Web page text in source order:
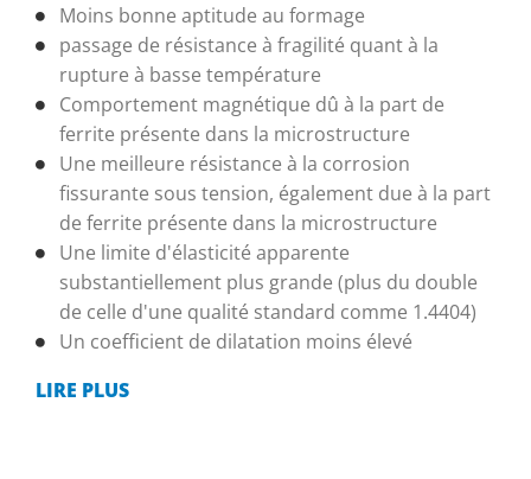
Moins bonne aptitude au formage
passage de résistance à fragilité quant à la
rupture à basse température
Comportement magnétique dû à la part de
ferrite présente dans la microstructure
Une meilleure résistance à la corrosion
fissurante sous tension, également due à la part
de ferrite présente dans la microstructure
Une limite d'élasticité apparente
substantiellement plus grande (plus du double
de celle d'une qualité standard comme 1.4404)
Un coefficient de dilatation moins élevé
LIRE PLUS